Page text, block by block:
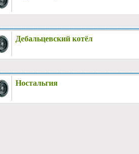
Дебальцевский котёл
Ностальгия